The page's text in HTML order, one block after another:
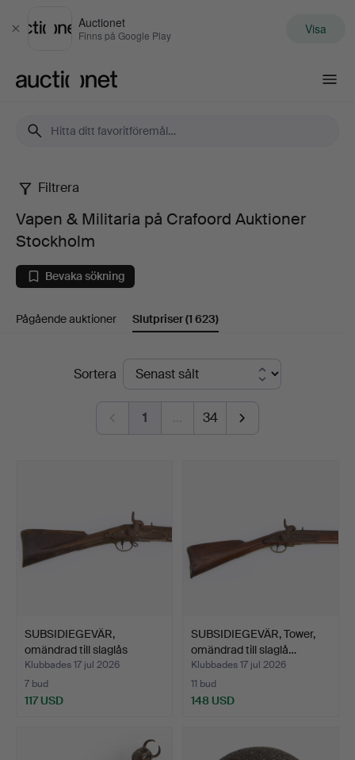
Stäng
Auctionet
Finns på Google Play Visa
Vapen
Militaria
på
Auktioner
Stockholm
Filtrera
Vapen & Militaria på Crafoord Auktioner
Stockholm
Bevaka sökning
Pågående auktioner Slutpriser(1 623)
SlutpriserSortera
1 … 34
SUBSIDIEGEVÄR,
omändrad till slaglås
m/185…
Klubbades 17 jul 2026
7 bud
117 USD
SUBSIDIEGEVÄR, Tower,
omändrad till slaglå…
Klubbades 17 jul 2026
11 bud
148 USD